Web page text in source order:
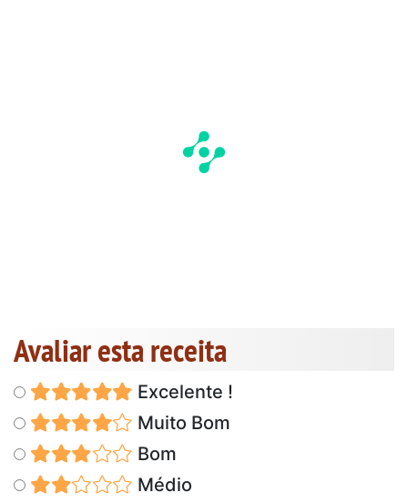
Avaliar esta receita
Excelente !
Muito Bom
Bom
Médio